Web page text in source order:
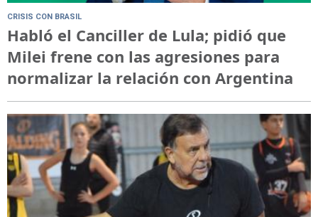
CRISIS CON BRASIL
Habló el Canciller de Lula; pidió que
Milei frene con las agresiones para
normalizar la relación con Argentina